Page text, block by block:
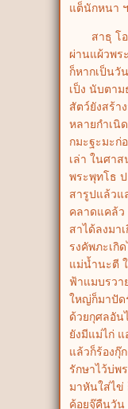
แต็นักหนา ฯ
สาธุ โ
ผ่านแผ้วพร
ก็หากเป็นวั
เป็ง นับตาม
สัตว์ยังสร้า
หลายกำเนิ
กมะฐะมะก่
เล่า ในศา
พระพุทโธ
สารูปแล้วแ
คลาดแคล้
สาได้ลงมา
รงคัพภะเกิ
แม่น้ำนะตี
ฟ้าแมบรวา
ใหญ่ก็มาปัด
ด้วยกุศลอัน
ยังมีแม่ไก่
แล้วก็ร้องกุ๊
รักษาไว้บ่พ
มาหันใส่ไข่
ค้อยจุ๊คืนวัน